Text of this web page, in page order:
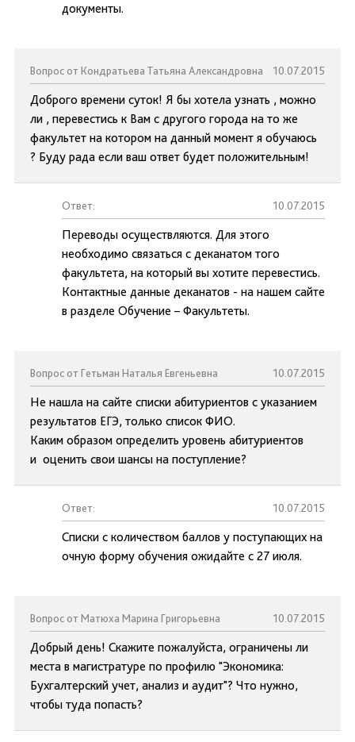
документы.
Вопрос от Кондратьева Татьяна Александровна 10.07.2015
Доброго времени суток! Я бы хотела узнать , можно
ли , перевестись к Вам с другого города на то же
факультет на котором на данный момент я обучаюсь
? Буду рада если ваш ответ будет положительным!
Ответ: 10.07.2015
Переводы осуществляются. Для этого
необходимо связаться с деканатом того
факультета, на который вы хотите перевестись.
Контактные данные деканатов - на нашем сайте
в разделе Обучение – Факультеты.
Вопрос от Гетьман Наталья Евгеньевна 10.07.2015
Не нашла на сайте списки абитуриентов с указанием
результатов ЕГЭ, только список ФИО.
Каким образом определить уровень абитуриентов
и оценить свои шансы на поступление?
Ответ: 10.07.2015
Списки с количеством баллов у поступающих на
очную форму обучения ожидайте с 27 июля.
Вопрос от Матюха Марина Григорьевна 10.07.2015
Добрый день! Скажите пожалуйста, ограничены ли
места в магистратуре по профилю "Экономика:
Бухгалтерский учет, анализ и аудит"? Что нужно,
чтобы туда попасть?